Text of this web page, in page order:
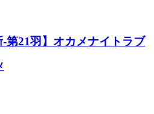
-第21羽】オカメナイトラブ